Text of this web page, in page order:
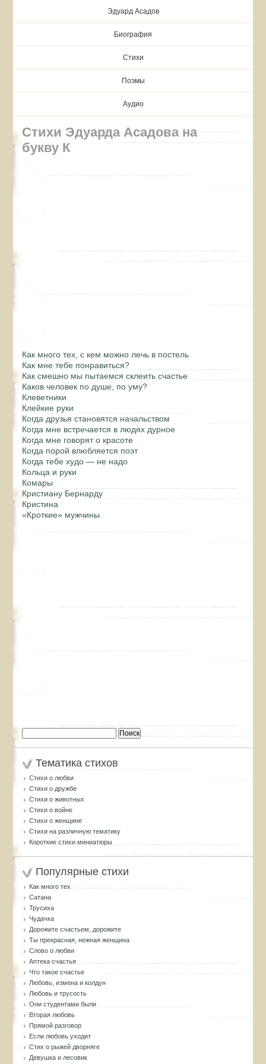
Эдуард Асадов
Биография
Стихи
Поэмы
Аудио
Стихи Эдуарда Асадова на
букву К
Как много тех, с кем можно лечь в постель
Как мне тебе понравиться?
Как смешно мы пытаемся склеить счастье
Каков человек по душе, по уму?
Клеветники
Клейкие руки
Когда друзья становятся начальством
Когда мне встречается в людях дурное
Когда мне говорят о красоте
Когда порой влюбляется поэт
Когда тебе худо — не надо
Кольца и руки
Комары
Кристиану Бернарду
Кристина
«Кроткие» мужчины
Тематика стихов
Стихи о любви
Стихи о дружбе
Стихи о животных
Стихи о войне
Стихи о женщине
Стихи на различную тематику
Короткие стихи миниатюры
Популярные стихи
Как много тех
Сатана
Трусиха
Чудачка
Дорожите счастьем, дорожите
Ты прекрасная, нежная женщина
Слово о любви
Аптека счастья
Что такое счастье
Любовь, измена и колдун
Любовь и трусость
Они студентами были
Вторая любовь
Прямой разговор
Если любовь уходит
Стих о рыжей дворняге
Девушка и лесовик